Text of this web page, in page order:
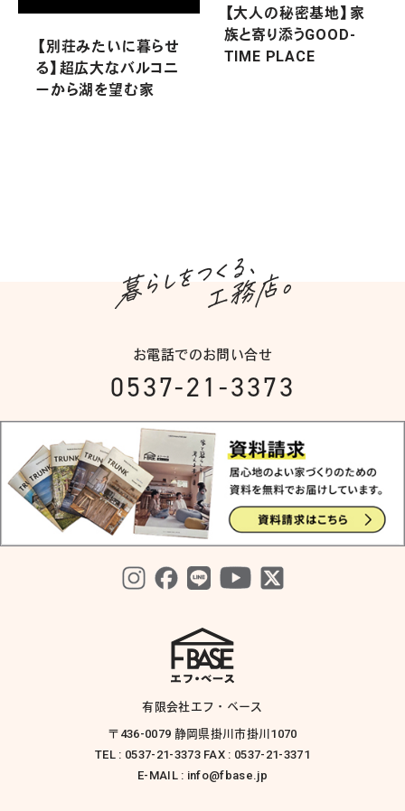
【別荘みたいに暮らせ
る】超広大なバルコニ
ーから湖を望む家
【大人の秘密基地】家
族と寄り添うGOOD-
TIME PLACE
お電話でのお問い合せ
0537-21-3373
有限会社エフ・ベース
〒436-0079 静岡県掛川市掛川1070
TEL : 0537-21-3373 FAX : 0537-21-3371
E-MAIL : info@fbase.jp